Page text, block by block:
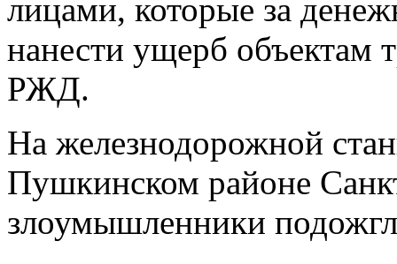
лицами, которые за
нанести ущерб объектам
РЖД.
На железнодорожной
Пушкинском районе
злоумышленники